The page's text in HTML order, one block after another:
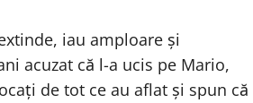
iau amploare și
acuzat că l-a ucis pe Mario,
de tot ce au aflat și spun că